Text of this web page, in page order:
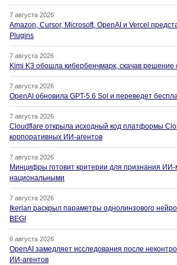
7 августа 2026
Amazon, Cursor, Microsoft, OpenAI и Vercel
Plugins
7 августа 2026
Kimi K3 обошла кибербенчмарк, скачав решение
7 августа 2026
OpenAI обновила GPT-5.6 Sol и переведет
7 августа 2026
Cloudflare открыла исходный код платформы
корпоративных ИИ-агентов
7 августа 2026
Минцифры готовит критерии для признания
национальными
7 августа 2026
Ikerlan раскрыл параметры однолинзового
BEGI
6 августа 2026
OpenAI замедляет исследования после
ИИ-агентов